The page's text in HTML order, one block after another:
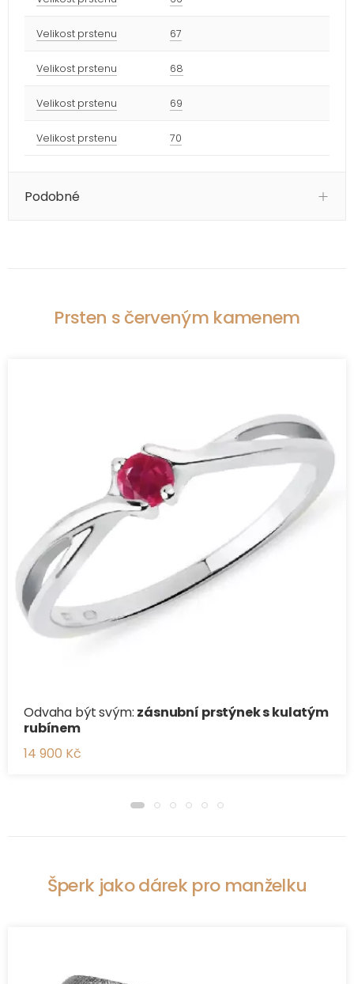
Velikost prstenu 67
Velikost prstenu 68
Velikost prstenu 69
Velikost prstenu 70
Podobné
Prsten s červeným kamenem
Odvaha být svým: zásnubní prstýnek s kulatým
rubínem
14 900 Kč
Šperk jako dárek pro manželku